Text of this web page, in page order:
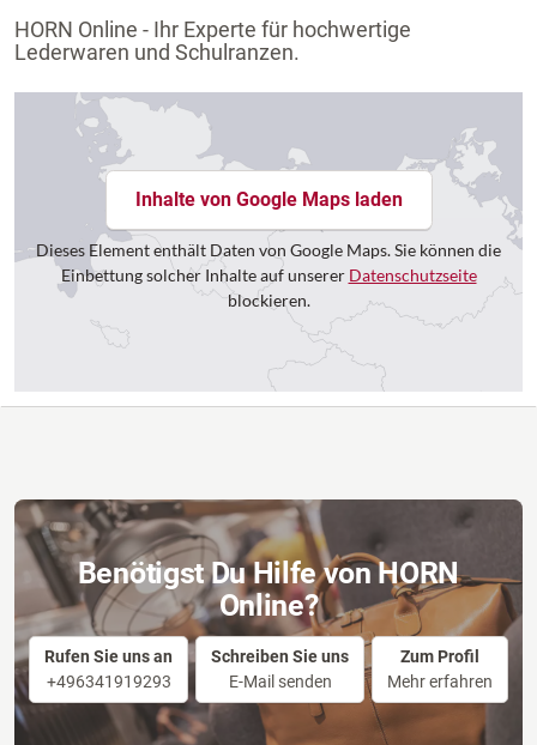
HORN Online - Ihr Experte für hochwertige
Lederwaren und Schulranzen.
Inhalte von Google Maps laden
Dieses Element enthält Daten von Google Maps. Sie können die
Einbettung solcher Inhalte auf unserer Datenschutzseite
blockieren.
Benötigst Du Hilfe von HORN
Online?
Rufen Sie uns an
+496341919293
Schreiben Sie uns
E-Mail senden
Zum Profil
Mehr erfahren